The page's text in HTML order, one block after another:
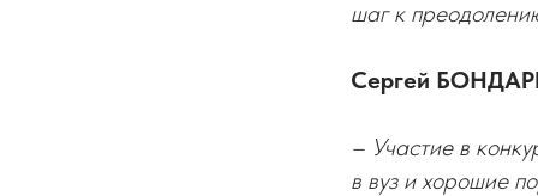
шаг к
Сергей
– Участие в
в вуз и хорошие